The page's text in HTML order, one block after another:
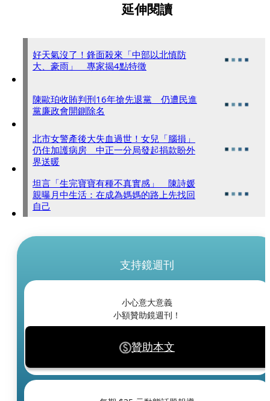
延伸閱讀
好天氣沒了！鋒面殺來「中部以北慎防
大、豪雨」 專家揭4點特徵
陳歐珀收賄判刑16年搶先退黨 仍遭民進
黨廉政會開鍘除名
北市女警產後大失血過世！女兒「腦損」
仍住加護病房 中正一分局發起捐款盼外
界送暖
坦言「生完寶寶有種不真實感」 陳詩媛
親曝月中生活：在成為媽媽的路上先找回
自己
支持鏡週刊
小心意大意義
小額贊助鏡週刊！
贊助本文